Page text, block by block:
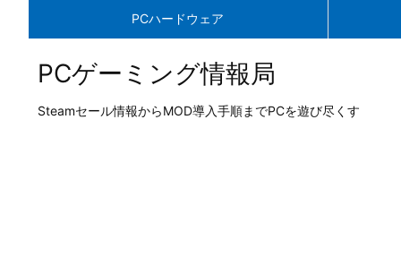
PCハードウェア
PCゲーミング情報局
Steamセール情報からMOD導入手順までPCを遊び尽くす